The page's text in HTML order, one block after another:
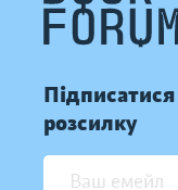
розсилку